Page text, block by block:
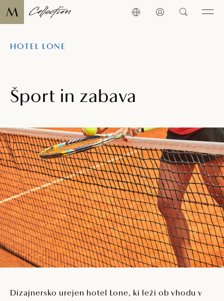
HOTEL LONE
Šport in zabava
Dizajnersko urejen hotel Lone, ki leži ob vhodu v